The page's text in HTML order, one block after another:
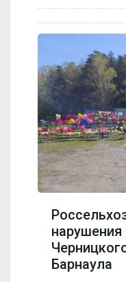
нарушения
Барнаула